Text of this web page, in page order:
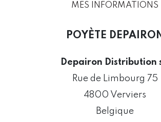
MES INFORMATIONS
POYÈTE DEPAIRON
Depairon Distribution
Rue de Limbourg 75
4800 Verviers
Belgique